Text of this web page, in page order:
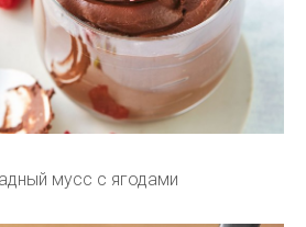
мусс с ягодами